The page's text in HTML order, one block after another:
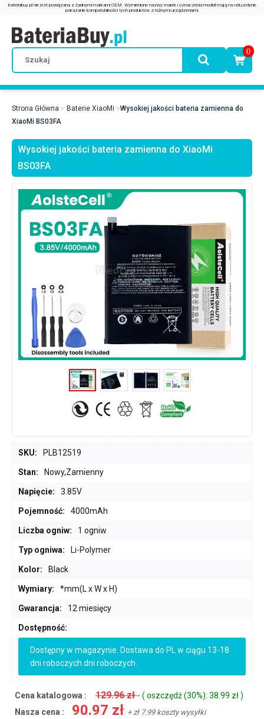
0
Strona Główna Baterie XiaoMi
Wysokiej jakości bateria zamienna do
XiaoMi BS03FA
Wysokiej jakości bateria zamienna do XiaoMi
BS03FA
SKU: PLB12519
Stan: Nowy,Zamienny
Napięcie: 3.85V
Pojemność: 4000mAh
Liczba ogniw: 1 ogniw
Typ ogniwa: Li-Polymer
Kolor: Black
Wymiary: *mm(L x W x H)
Gwarancja: 12 miesięcy
Dostępność:
Dostępny w magazynie. Dostawa do PL w ciągu 13-18
dni roboczych dni roboczych.
Cena katalogowa : 129.96 zł- ( oszczędź (30%): 38.99 zł )
Nasza cena :
90.97 zł + zł 7.99 koszty wysyłki